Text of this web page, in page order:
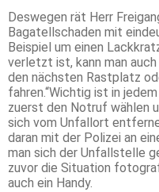
Deswegen rät Herr
Bagatellschaden mit
Beispiel um einen
verletzt ist, kann man
den nächsten Rastplatz
fahren.“Wichtig ist in
zuerst den Notruf wählen
sich vom Unfallort
daran mit der Polizei an
man sich der Unfallstelle
zuvor die Situation
auch ein Handy.